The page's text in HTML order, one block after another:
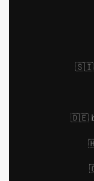
🇸🇮
🇩🇪